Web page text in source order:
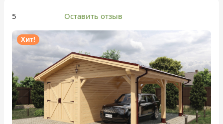
Хит!
5 Оставить отзыв